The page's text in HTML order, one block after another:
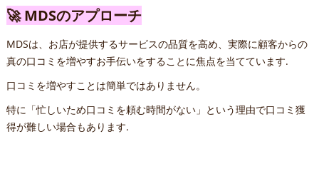
🚀 MDSのアプローチ
MDSは、お店が提供するサービスの品質を高め、実際に顧客からの
真の口コミを増やすお手伝いをすることに焦点を当てています.
口コミを増やすことは簡単ではありません。
特に「忙しいため口コミを頼む時間がない」という理由で口コミ獲
得が難しい場合もあります.